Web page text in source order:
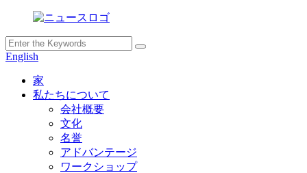
English
家
私たちについて
会社概要
文化
名誉
アドバンテージ
ワークショップ